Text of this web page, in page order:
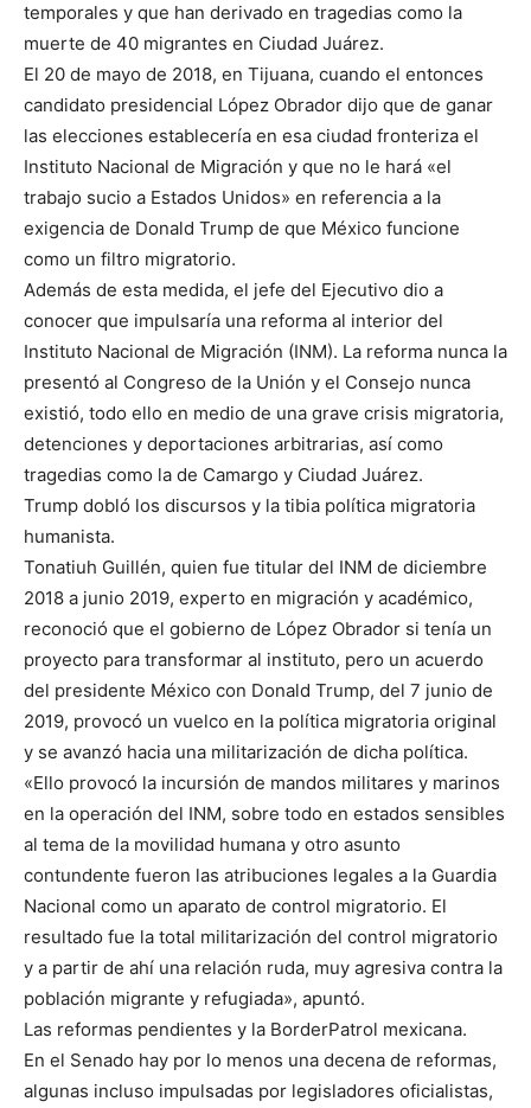
temporales y que han derivado en tragedias como la
muerte de 40 migrantes en Ciudad Juárez.
El 20 de mayo de 2018, en Tijuana, cuando el entonces
candidato presidencial López Obrador dijo que de ganar
las elecciones establecería en esa ciudad fronteriza el
Instituto Nacional de Migración y que no le hará «el
trabajo sucio a Estados Unidos» en referencia a la
exigencia de Donald Trump de que México funcione
como un filtro migratorio.
Además de esta medida, el jefe del Ejecutivo dio a
conocer que impulsaría una reforma al interior del
Instituto Nacional de Migración (INM). La reforma nunca la
presentó al Congreso de la Unión y el Consejo nunca
existió, todo ello en medio de una grave crisis migratoria,
detenciones y deportaciones arbitrarias, así como
tragedias como la de Camargo y Ciudad Juárez.
Trump dobló los discursos y la tibia política migratoria
humanista.
Tonatiuh Guillén, quien fue titular del INM de diciembre
2018 a junio 2019, experto en migración y académico,
reconoció que el gobierno de López Obrador si tenía un
proyecto para transformar al instituto, pero un acuerdo
del presidente México con Donald Trump, del 7 junio de
2019, provocó un vuelco en la política migratoria original
y se avanzó hacia una militarización de dicha política.
«Ello provocó la incursión de mandos militares y marinos
en la operación del INM, sobre todo en estados sensibles
al tema de la movilidad humana y otro asunto
contundente fueron las atribuciones legales a la Guardia
Nacional como un aparato de control migratorio. El
resultado fue la total militarización del control migratorio
y a partir de ahí una relación ruda, muy agresiva contra la
población migrante y refugiada», apuntó.
Las reformas pendientes y la BorderPatrol mexicana.
En el Senado hay por lo menos una decena de reformas,
algunas incluso impulsadas por legisladores oficialistas,